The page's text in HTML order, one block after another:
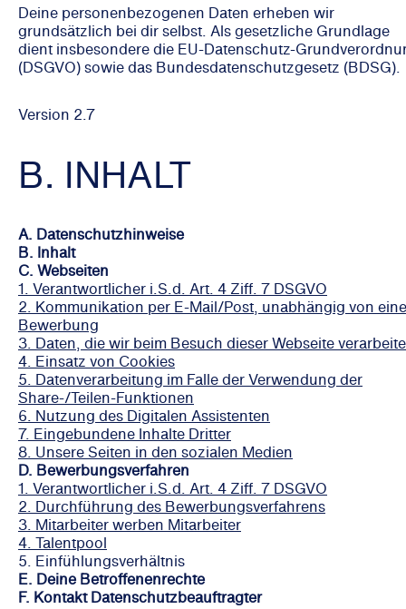
Deine personenbezogenen Daten erheben wir
grundsätzlich bei dir selbst. Als gesetzliche Grundlage
dient insbesondere die EU-Datenschutz-
(DSGVO) sowie das Bundesdatenschutzgesetz (BDSG).
Version 2.7
B. INHALT
A. Datenschutzhinweise
B. Inhalt
C. Webseiten
1. Verantwortlicher i.S.d. Art. 4 Ziff. 7 DSGVO
2. Kommunikation per E-Mail/Post, unabhängig von
Bewerbung
3. Daten, die wir beim Besuch dieser Webseite
4. Einsatz von Cookies
5. Datenverarbeitung im Falle der Verwendung der
Share-/Teilen-Funktionen
6. Nutzung des Digitalen Assistenten
7. Eingebundene Inhalte Dritter
8. Unsere Seiten in den sozialen Medien
D. Bewerbungsverfahren
1. Verantwortlicher i.S.d. Art. 4 Ziff. 7 DSGVO
2. Durchführung des Bewerbungsverfahrens
3. Mitarbeiter werben Mitarbeiter
4. Talentpool
5. Einfühlungsverhältnis
E. Deine Betroffenenrechte
F. Kontakt Datenschutzbeauftragter